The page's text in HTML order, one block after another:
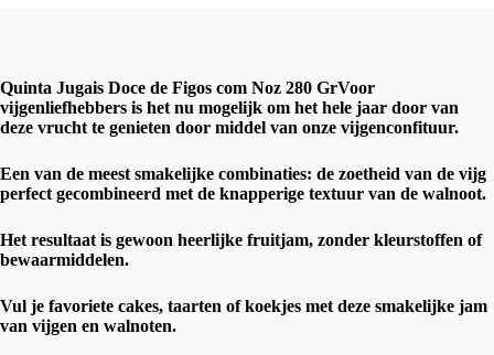
Quinta Jugais Doce de Figos com Noz 280 GrVoor
vijgenliefhebbers is het nu mogelijk om het hele jaar door van
deze vrucht te genieten door middel van onze vijgenconfituur.
Een van de meest smakelijke combinaties: de zoetheid van de vijg
perfect gecombineerd met de knapperige textuur van de walnoot.
Het resultaat is gewoon heerlijke fruitjam, zonder kleurstoffen of
bewaarmiddelen.
Vul je favoriete cakes, taarten of koekjes met deze smakelijke jam
van vijgen en walnoten.